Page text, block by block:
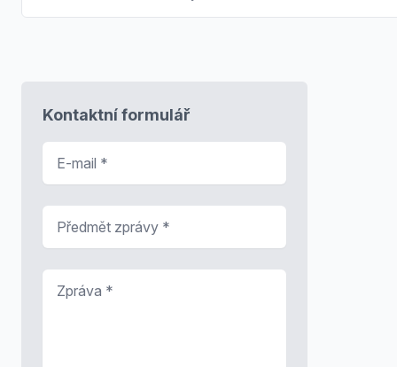
Kontaktní formulář